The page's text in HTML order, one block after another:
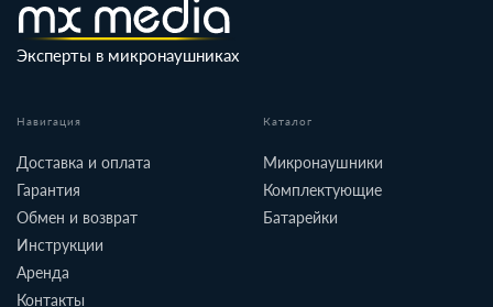
Эксперты в микронаушниках
Навигация
Доставка и оплата
Гарантия
Обмен и возврат
Инструкции
Аренда
Контакты
Каталог
Микронаушники
Комплектующие
Батарейки